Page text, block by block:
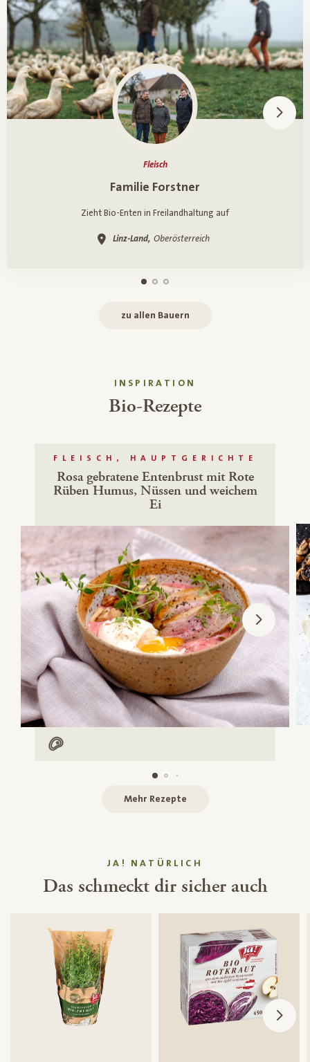
Fleisch
Ein Porträt überFamilie Forstner
Zieht Bio-Enten in Freilandhaltung auf
Linz-Land, Oberösterreich
zu allen Bauern
INSPIRATION
Bio-Rezepte
FLEISCH, HAUPTGERICHTE
Rosa gebratene Entenbrust mit Rote
Rüben Humus, Nüssen und weichem
Ei
Mit Fleisch
Mehr Rezepte
JA! NATÜRLICH
Das schmeckt dir sicher auch